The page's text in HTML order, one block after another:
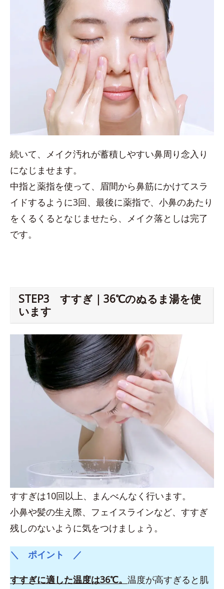
続いて、メイク汚れが蓄積しやすい鼻周り念入り
になじませます。
中指と薬指を使って、眉間から鼻筋にかけてスラ
イドするように3回、最後に薬指で、小鼻のあたり
をくるくるとなじませたら、メイク落としは完了
です。
STEP3 すすぎ｜36℃のぬるま湯を使
います
すすぎは10回以上、まんべんなく行います。
小鼻や髪の生え際、フェイスラインなど、すすぎ
残しのないように気をつけましょう。
＼ ポイント ／
すすぎに適した温度は36℃。 温度が高すぎると肌